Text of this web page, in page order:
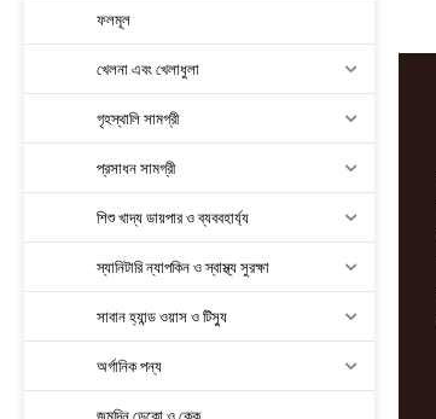
ফলমূল
খেলনা এবং খেলাধুলা
গৃহস্থালি সামগ্রী
প্রসাধন সামগ্রী
শিশু খাদ্য ডায়পার ও ব্যববহার্য্য
স্যানিটারি ন্যাপকিন ও স্বাস্থ্য সুরক্ষা
সাবান হ্যান্ড ওয়াস ও টিস্যু
অর্গানিক পন্য
জন্মদিন ডেকো ও কেক